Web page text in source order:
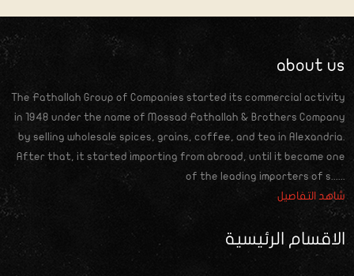
about us
The Fathallah Group of Companies started its commercial activity
in 1948 under the name of Mossad Fathallah & Brothers Company
by selling wholesale spices, grains, coffee, and tea in Alexandria.
After that, it started importing from abroad, until it became one
of the leading importers of s......
شاهد التفاصيل
الاقسام الرئيسية